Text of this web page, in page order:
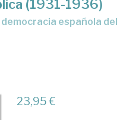
(1931-1936)
23,95 €